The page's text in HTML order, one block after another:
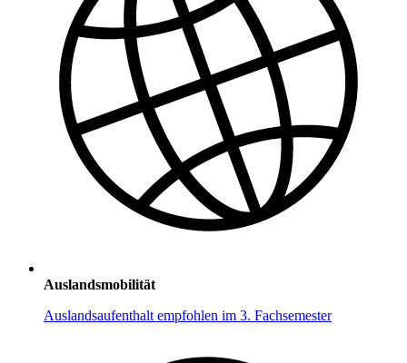
Auslandsmobilität
Auslandsaufenthalt empfohlen im 3. Fachsemester